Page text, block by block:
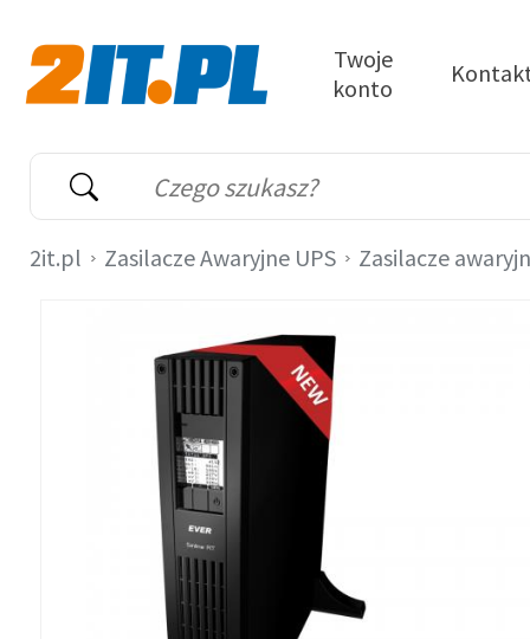
Wyszukiwarka
Słowo kluczowe
Twoje
konto
2it.pl Zasilacze Awaryjne UPS Zasilacze